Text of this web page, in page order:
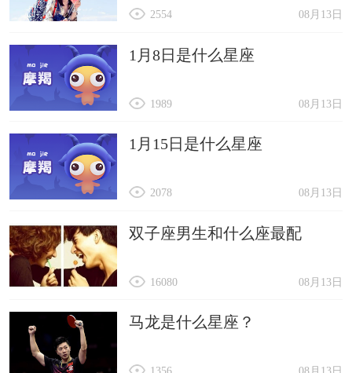
08月13日
2554
1月8日是什么星座
08月13日
1989
1月15日是什么星座
08月13日
2078
双子座男生和什么座最配
08月13日
16080
马龙是什么星座？